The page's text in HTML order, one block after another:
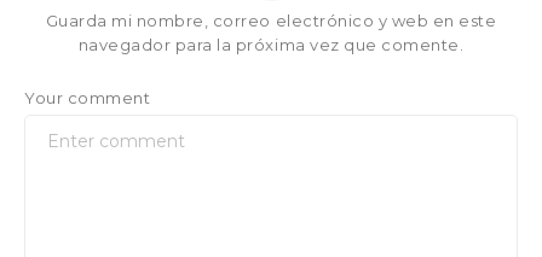
Guarda mi nombre, correo electrónico y web en este
navegador para la próxima vez que comente.
Your comment